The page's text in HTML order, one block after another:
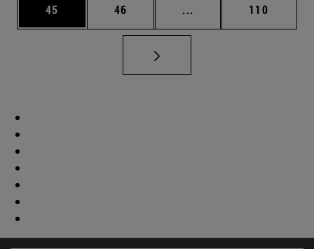
Página
45 Página
46 ... Páginas intermedias
Página
110